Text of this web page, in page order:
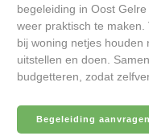
begeleiding in Oost
weer praktisch te
bij woning netjes houden
uitstellen en doen.
budgetteren, zodat
Begeleiding aanvragen